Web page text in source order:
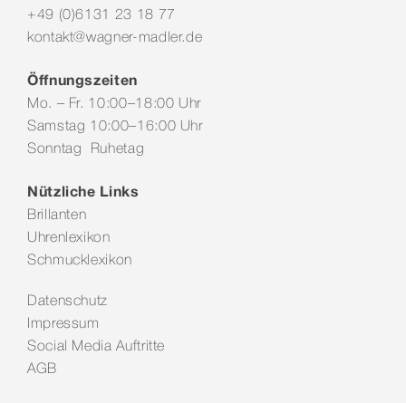
+49 (0)6131 23 18 77
kontakt@wagner-madler.de
Öffnungszeiten
Mo. – Fr. 10:00–18:00 Uhr
Samstag 10:00–16:00 Uhr
Sonntag Ruhetag
Nützliche Links
Brillanten
Uhrenlexikon
Schmucklexikon
Datenschutz
Impressum
Social Media Auftritte
AGB